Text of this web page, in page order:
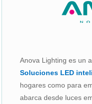
Anova Lighting es un
Soluciones LED
hogares como para
abarca desde luces